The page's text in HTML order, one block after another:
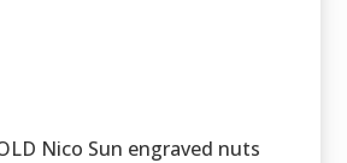
Nico Sun engraved nuts